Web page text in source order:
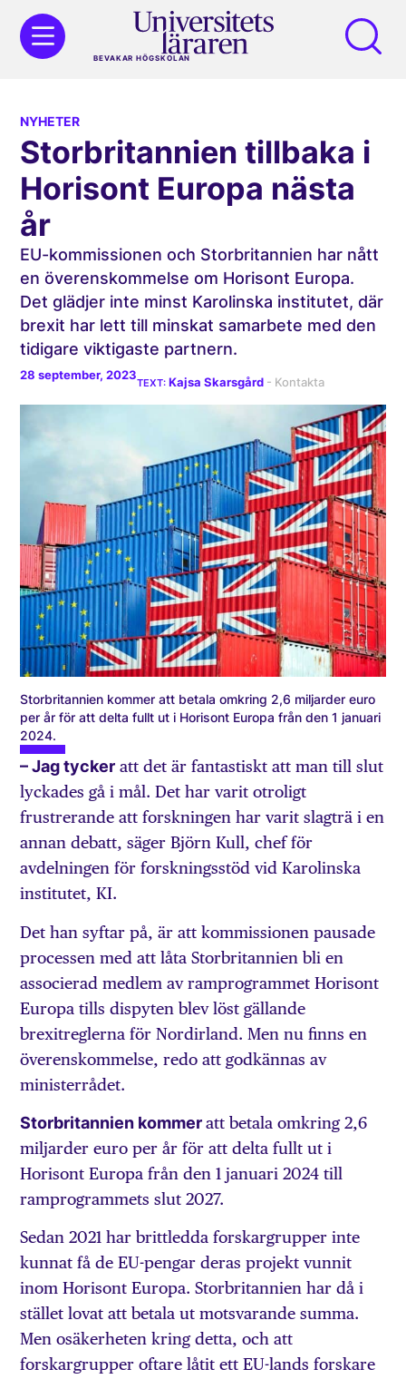
BEVAKAR HÖGSKOLAN
NYHETER
Storbritannien tillbaka i
Horisont Europa nästa
år
EU-kommissionen och Storbritannien har nått
en överenskommelse om Horisont Europa.
Det glädjer inte minst Karolinska institutet, där
brexit har lett till minskat samarbete med den
tidigare viktigaste partnern.
28 september, 2023
Kajsa Skarsgård
Storbritannien kommer att betala omkring 2,6 miljarder euro
per år för att delta fullt ut i Horisont Europa från den 1 januari
2024.
– Jag tycker att det är fantastiskt att man till slut
lyckades gå i mål. Det har varit otroligt
frustrerande att forskningen har varit slagträ i en
annan debatt, säger Björn Kull, chef för
avdelningen för forskningsstöd vid Karolinska
institutet, KI.
Det han syftar på, är att kommissionen pausade
processen med att låta Storbritannien bli en
associerad medlem av ramprogrammet Horisont
Europa tills dispyten blev löst gällande
brexitreglerna för Nordirland. Men nu finns en
överenskommelse, redo att godkännas av
ministerrådet.
Storbritannien kommeratt betala omkring 2,6
miljarder euro per år för att delta fullt ut i
Horisont Europa från den 1 januari 2024 till
ramprogrammets slut 2027.
Sedan 2021 har brittledda forskargrupper inte
kunnat få de EU-pengar deras projekt vunnit
inom Horisont Europa. Storbritannien har då i
stället lovat att betala ut motsvarande summa.
Men osäkerheten kring detta, och att
forskargrupper oftare låtit ett EU-lands forskare